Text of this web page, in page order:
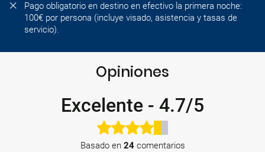
Pago obligatorio en destino en efectivo la primera noche:
100€ por persona (incluye visado, asistencia y tasas de
servicio).
Opiniones
Excelente - 4.7/5
Basado en 24comentarios